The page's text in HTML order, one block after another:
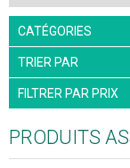
CATÉGORIES
TRIER PAR
FILTRER PAR PRIX
PRODUITS